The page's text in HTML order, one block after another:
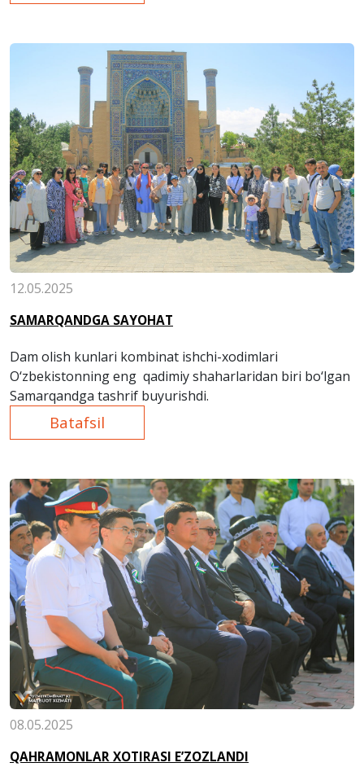
12.05.2025
SAMARQANDGA SAYOHAT
Dam olish kunlari kombinat ishchi-xodimlari
O‘zbekistonning eng qadimiy shaharlaridan biri bo‘lgan
Samarqandga tashrif buyurishdi.
Batafsil
08.05.2025
QAHRAMONLAR XOTIRASI E’ZOZLANDI